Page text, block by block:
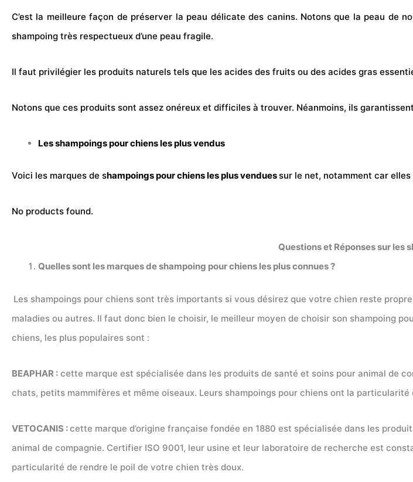
C’est la meilleure façon de préserver la peau délicate des canins. Notons que la peau de
shampoing très respectueux d’une peau fragile.
Il faut privilégier les produits naturels tels que les acides des fruits ou des acides gras
Notons que ces produits sont assez onéreux et difficiles à trouver. Néanmoins, ils
Les shampoings pour chiens les plus vendus
Voici les marques de shampoings pour chiens les plus vendues sur le net, notamment car
No products found.
Questions et Réponses sur les
Quelles sont les marques de shampoing pour chiens les plus connues ?
Les shampoings pour chiens sont très importants si vous désirez que votre chien reste
maladies ou autres. Il faut donc bien le choisir, le meilleur moyen de choisir son shampoing
chiens, les plus populaires sont :
BEAPHAR : cette marque est spécialisée dans les produits de santé et soins pour animal de
chats, petits mammifères et même oiseaux. Leurs shampoings pour chiens ont la particularité
VETOCANIS :cette marque d’origine française fondée en 1880 est spécialisée dans les
animal de compagnie. Certifier ISO 9001, leur usine et leur laboratoire de recherche est
particularité de rendre le poil de votre chien très doux.